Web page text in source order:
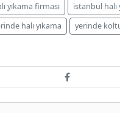
yıkama firması istanbul halı
halı yıkama
yerinde